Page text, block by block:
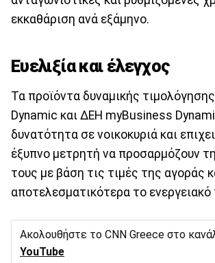
εκκαθάριση ανά εξάμηνο.
Ευελιξία και έλεγχος
Τα προϊόντα δυναμικής
Dynamic και ΔΕΗ myBusiness
δυνατότητα σε νοικοκυριά και
έξυπνο μετρητή να προσαρμόζουν
τους με βάση τις τιμές της αγοράς
αποτελεσματικότερα το
Ακολουθήστε το CNN Greece στο
YouTube